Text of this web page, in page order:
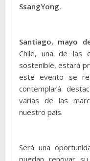
SsangYong.
Santiago, mayo
Chile, una de las
sostenible, estará
este evento se
contemplará
varias de las
nuestro país.
Será una
puedan renovar